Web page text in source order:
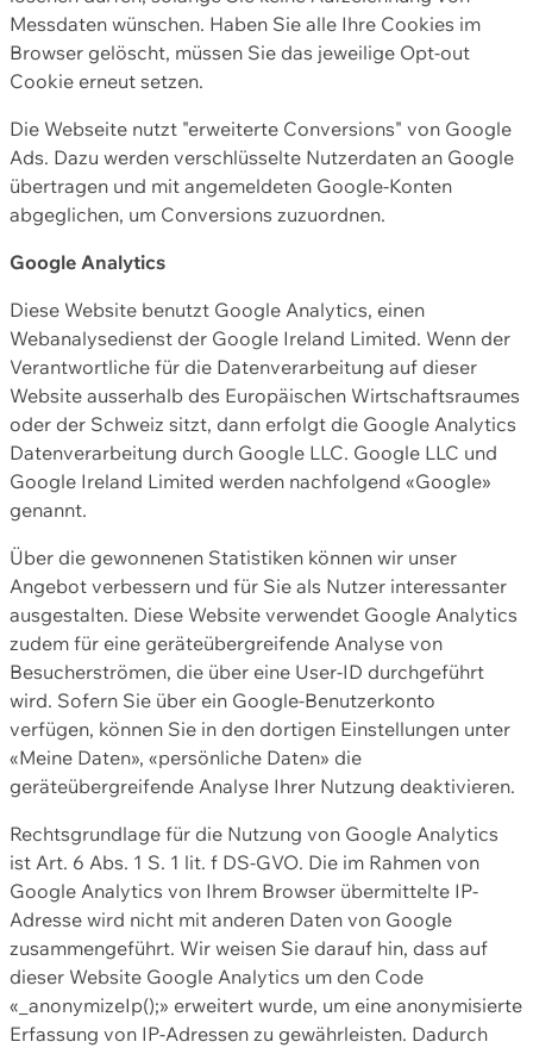
Messdaten wünschen. Haben Sie alle Ihre Cookies im
Browser gelöscht, müssen Sie das jeweilige Opt-out
Cookie erneut setzen.
Die Webseite nutzt "erweiterte Conversions" von Google
Ads. Dazu werden verschlüsselte Nutzerdaten an Google
übertragen und mit angemeldeten Google-Konten
abgeglichen, um Conversions zuzuordnen.
Google Analytics
Diese Website benutzt Google Analytics, einen
Webanalysedienst der Google Ireland Limited. Wenn der
Verantwortliche für die Datenverarbeitung auf dieser
Website ausserhalb des Europäischen Wirtschaftsraumes
oder der Schweiz sitzt, dann erfolgt die Google Analytics
Datenverarbeitung durch Google LLC. Google LLC und
Google Ireland Limited werden nachfolgend «Google»
genannt.
Über die gewonnenen Statistiken können wir unser
Angebot verbessern und für Sie als Nutzer interessanter
ausgestalten. Diese Website verwendet Google Analytics
zudem für eine geräteübergreifende Analyse von
Besucherströmen, die über eine User-ID durchgeführt
wird. Sofern Sie über ein Google-Benutzerkonto
verfügen, können Sie in den dortigen Einstellungen unter
«Meine Daten», «persönliche Daten» die
geräteübergreifende Analyse Ihrer Nutzung deaktivieren.
Rechtsgrundlage für die Nutzung von Google Analytics
ist Art. 6 Abs. 1 S. 1 lit. f DS-GVO. Die im Rahmen von
Google Analytics von Ihrem Browser übermittelte IP-
Adresse wird nicht mit anderen Daten von Google
zusammengeführt. Wir weisen Sie darauf hin, dass auf
dieser Website Google Analytics um den Code
«_anonymizeIp();» erweitert wurde, um eine anonymisierte
Erfassung von IP-Adressen zu gewährleisten. Dadurch